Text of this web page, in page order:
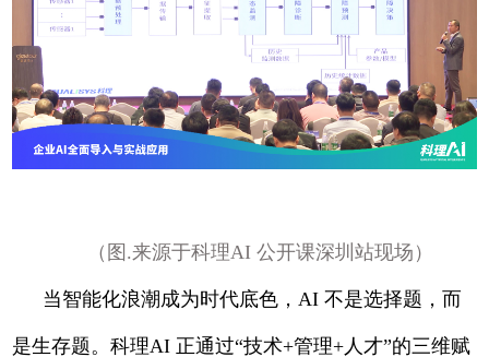
（图.来源于科理AI 公开课深圳站现场）
当智能化浪潮成为时代底色，AI 不是选择题，而
是生存题。科理AI 正通过“技术+管理+人才”的三维赋